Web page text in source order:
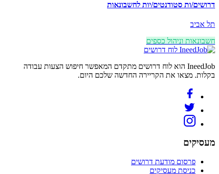
דרושים/ות סטודנטים/יות לחשבונאות
תל אביב
חשבונאות וניהול כספים
לוח דרושים
IneedJob הוא לוח דרושים מתקדם המאפשר חיפוש הצעות עבודה
בקלות. מצאו את הקריירה החדשה שלכם היום.
מעסיקים
פרסום מודעת דרושים
כניסת מעסיקים